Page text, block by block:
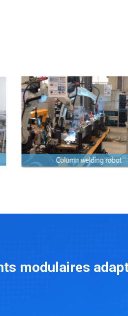
modulaires